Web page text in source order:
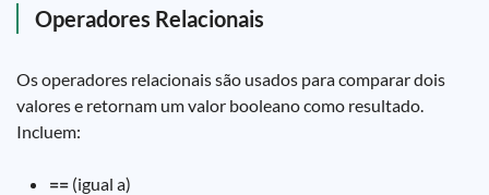
Operadores Relacionais
Os operadores relacionais são usados para comparar dois
valores e retornam um valor booleano como resultado.
Incluem:
== (igual a)